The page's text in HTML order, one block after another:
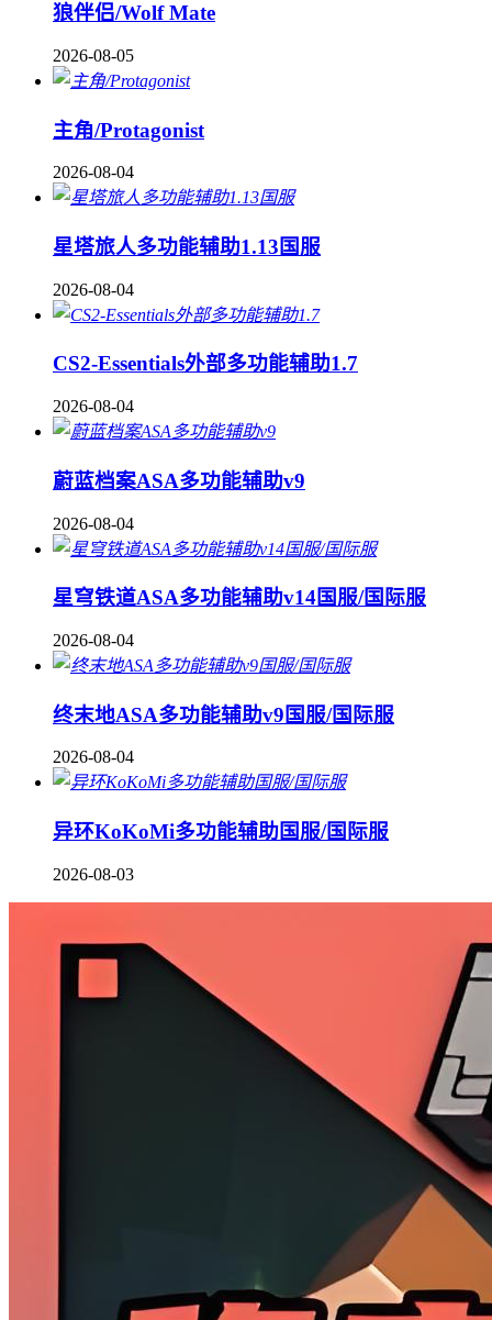
狼伴侣/Wolf Mate
2026-08-05
主角/Protagonist
2026-08-04
星塔旅人多功能辅助1.13国服
2026-08-04
CS2-Essentials外部多功能辅助1.7
2026-08-04
蔚蓝档案ASA多功能辅助v9
2026-08-04
星穹铁道ASA多功能辅助v14国服/国际服
2026-08-04
终末地ASA多功能辅助v9国服/国际服
2026-08-04
异环KoKoMi多功能辅助国服/国际服
2026-08-03